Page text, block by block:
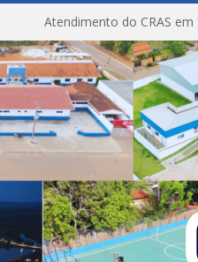
Atendimento do CRAS em